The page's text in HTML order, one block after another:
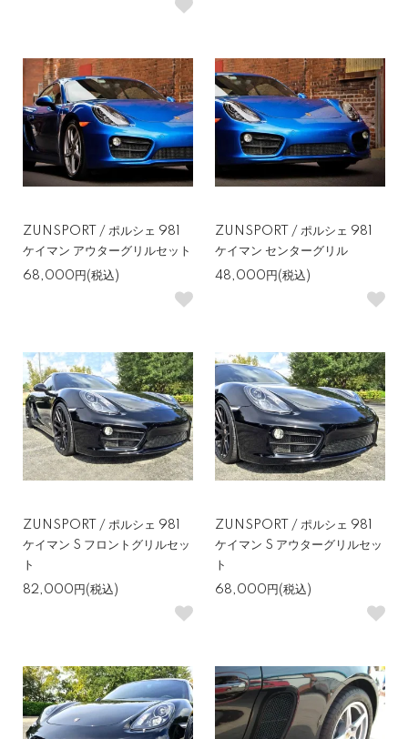
ZUNSPORT / ポルシェ 981
ケイマン アウターグリルセット
68,000円(税込)
ZUNSPORT / ポルシェ 981
ケイマン センターグリル
48,000円(税込)
ZUNSPORT / ポルシェ 981
ケイマン S フロントグリルセッ
ト
82,000円(税込)
ZUNSPORT / ポルシェ 981
ケイマン S アウターグリルセッ
ト
68,000円(税込)